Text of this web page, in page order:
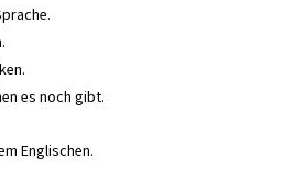
es noch gibt.
Englischen.